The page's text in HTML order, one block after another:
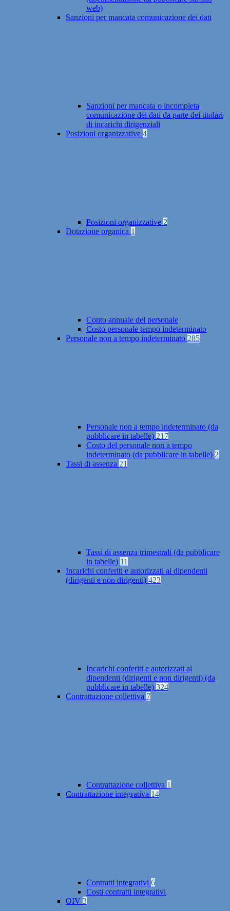
web)
Sanzioni per mancata comunicazione dei dati
Sanzioni per mancata o incompleta
comunicazione dei dati da parte dei titolari
di incarichi dirigenziali
Posizioni organizzative 4
Posizioni organizzative 2
Dotazione organica 1
Conto annuale del personale
Costo personale tempo indeterminato
Personale non a tempo indeterminato 285
Personale non a tempo indeterminato (da
pubblicare in tabelle) 217
Costo del personale non a tempo
indeterminato (da pubblicare in tabelle) 2
Tassi di assenza 21
Tassi di assenza trimestrali (da pubblicare
in tabelle) 11
Incarichi conferiti e autorizzati ai dipendenti
(dirigenti e non dirigenti) 423
Incarichi conferiti e autorizzati ai
dipendenti (dirigenti e non dirigenti) (da
pubblicare in tabelle) 324
Contrattazione collettiva 7
Contrattazione collettiva 1
Contrattazione integrativa 14
Contratti integrativi 6
Costi contratti integrativi
OIV 3